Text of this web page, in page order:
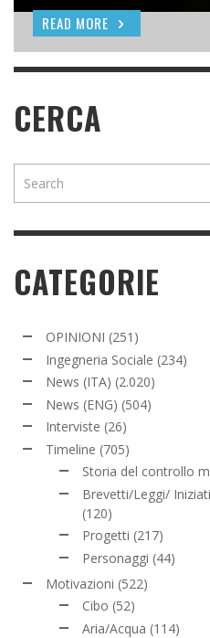
READ MORE
READ MORE
READ MORE
CERCA
CATEGORIE
OPINIONI (251)
Ingegneria Sociale (234)
News (ITA) (2.020)
News (ENG) (504)
Interviste (26)
Timeline (705)
Storia del controllo
Brevetti/Leggi/
(120)
Progetti (217)
Personaggi (44)
Motivazioni (522)
Cibo (52)
Aria/Acqua (114)